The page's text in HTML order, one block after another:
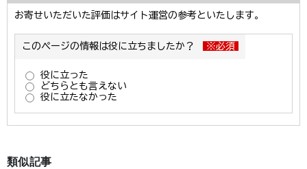
類似記事